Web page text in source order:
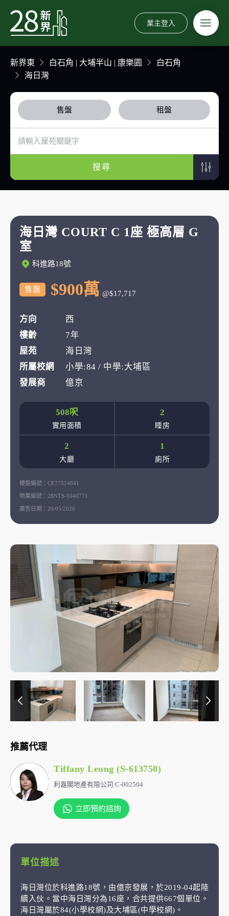
業主登入
新界東 白石角 | 大埔半山 | 康樂園
白石角
海日灣
售盤 租盤
搜尋
海日灣 COURT C 1座 極高層 G
室
科進路18號
售盤 $900萬 @$17,717
方向
西
樓齡
7年
屋苑
海日灣
所屬校網
小學:84 / 中學:大埔區
發展商
億京
508呎
實用面積
2
睡房
2
大廳
1
廁所
樓盤編號： CE77524841
物業編號： 28NTS-1040771
廣告日期： 20/05/2026
推薦代理
Tiffany Leung (S-613750)
利嘉閣地產有限公司 C-002504
立即預約諮詢
單位描述
海日灣位於科進路18號，由億京發展，於2019-04起陸
續入伙。當中海日灣分為16座，合共提供667個單位。
海日灣屬於84(小學校網)及大埔區(中學校網)。